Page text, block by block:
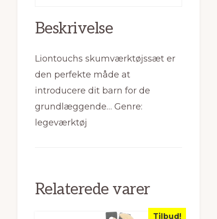
Beskrivelse
Liontouchs skumværktøjssæt er
den perfekte måde at
introducere dit barn for de
grundlæggende… Genre:
legeværktøj
Relaterede varer
Tilbud!